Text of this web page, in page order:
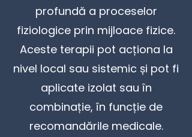
profundă a proceselor
fiziologice prin mijloace fizice.
Aceste terapii pot acționa la
nivel local sau sistemic și pot fi
aplicate izolat sau în
combinație, în funcție de
recomandările medicale.